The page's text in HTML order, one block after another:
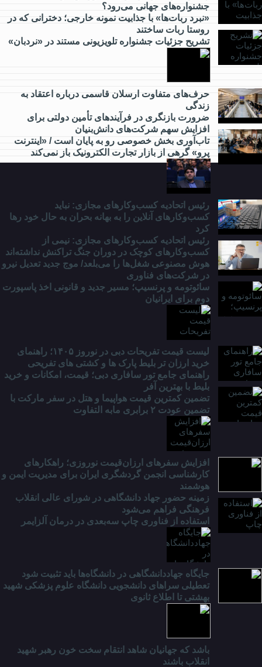
جشنواره‌های جهانی می‌رود؟
«نبرد ربات‌ها» با جذابیت نمونه خارجی؛ دخترانی که در
روستا ربات ساختند
تشریح جزئیات جشنواره‌ تلویزیونی مستند در «نردبان»
حرف‌های متفاوت ارسلان قاسمی درباره اعتقاد به
زندگی
چه خبر؟
ضرورت بازنگری در فرآیندهای تأمین دولتی برای
افزایش سهم شرکت‌های دانش‌بنیان
تاب‌آوری بخش خصوصی رو به پایان است / «اینترنت
پرو» گرهی از بازار تجارت الکترونیک باز نمی‌کند
رئیس اتحادیه کسب‌وکارهای مجازی: نباید
کسب‌وکارهای آنلاین را به بهانه بحران به حال خود رها
کرد
رئیس اتحادیه کسب‌وکارهای مجازی: نیمی از
کسب‌وکارهای کوچک در دوران جنگ‌ تراکنش نداشته‌اند
هوش مصنوعی شغل‌ها را می‌بلعد/ موج جدید تعدیل نیرو
در شرکت‌های فناوری
از
سائوتومه و پرنسیپ؛ مسیر جدید و قانونی اخذ پاسپورت
دوم برای ایرانیان
لیست قیمت تفریحات دبی در نوروز ۱۴۰۵؛ راهنمای
خرید ارزان تر بلیط پارک ها و کشتی های تفریحی
راهنمای جامع تور سافاری دبی؛ قیمت، امکانات و خرید
بلیط با بهترین آفر
تضمین کمترین قیمت هواپیما و هتل در سفر مارکت با
تضمین عودت ۲ برابری مابه التفاوت
افزایش سفرهای ارزان‌قیمت نوروزی؛ راهکارهای
کارشناسی انجمن گردشگری ایران برای مدیریت ایمن و
هوشمند
از
مدارس
دانشگاه
چه
خبر؟
زمینه حضور جهاد دانشگاهی در شورای عالی انقلاب
فرهنگی فراهم می‌شود
استفاده از فناوری چاپ سه‌بعدی در درمان آلزایمر
جایگاه جهاددانشگاهی در دانشگاه‌ها باید تثبیت شود
تعطیلی سراهای دانشجویی دانشگاه علوم پزشکی شهید
بهشتی تا اطلاع ثانوی
باشد که جهانیان شاهد انتقام سخت خون رهبر شهید
انقلاب باشند